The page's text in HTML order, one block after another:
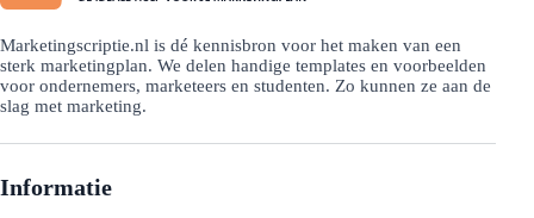
Marketingscriptie.nl is dé kennisbron voor het maken van een
sterk marketingplan. We delen handige templates en voorbeelden
voor ondernemers, marketeers en studenten. Zo kunnen ze aan de
slag met marketing.
Informatie